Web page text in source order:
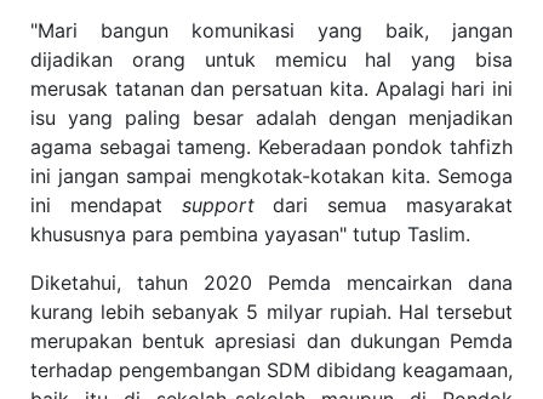
"Mari bangun komunikasi yang baik, jangan
dijadikan orang untuk memicu hal yang bisa
merusak tatanan dan persatuan kita. Apalagi hari ini
isu yang paling besar adalah dengan menjadikan
agama sebagai tameng. Keberadaan pondok tahfizh
ini jangan sampai mengkotak-kotakan kita. Semoga
ini mendapat supportdari semua masyarakat
khususnya para pembina yayasan" tutup Taslim.
Diketahui, tahun 2020 Pemda mencairkan dana
kurang lebih sebanyak 5 milyar rupiah. Hal tersebut
merupakan bentuk apresiasi dan dukungan Pemda
terhadap pengembangan SDM dibidang keagamaan,